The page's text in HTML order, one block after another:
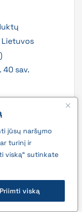
jūsų naršymo
turinį ir
viską“ sutinkate
Priimti viską
Lietuvos
sav.
02–2021-